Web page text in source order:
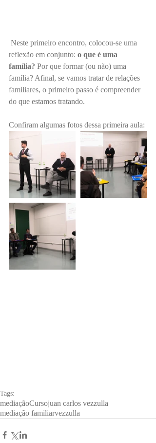
reflexão em conjunto: o que é uma
família? Por que formar (ou não) uma
família? Afinal, se vamos tratar de relações
familiares, o primeiro passo é compreender
do que estamos tratando.
Confiram algumas fotos dessa primeira aula:
Tags:
mediaçãoCursojuan carlos vezzulla
mediação familiarvezzulla